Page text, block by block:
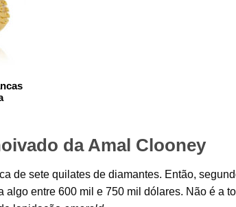
da Amal Clooney
de sete quilates de diamantes. Então,
algo entre 600 mil e 750 mil dólares. Não é a